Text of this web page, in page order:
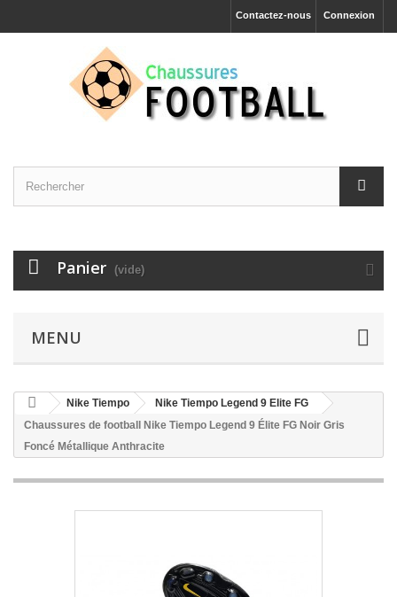
Connexion
Contactez-nous
Panier (vide)
MENU
Nike Tiempo
Nike Tiempo Legend 9 Elite FG
Chaussures de football Nike Tiempo Legend 9 Élite FG Noir Gris
Foncé Métallique Anthracite